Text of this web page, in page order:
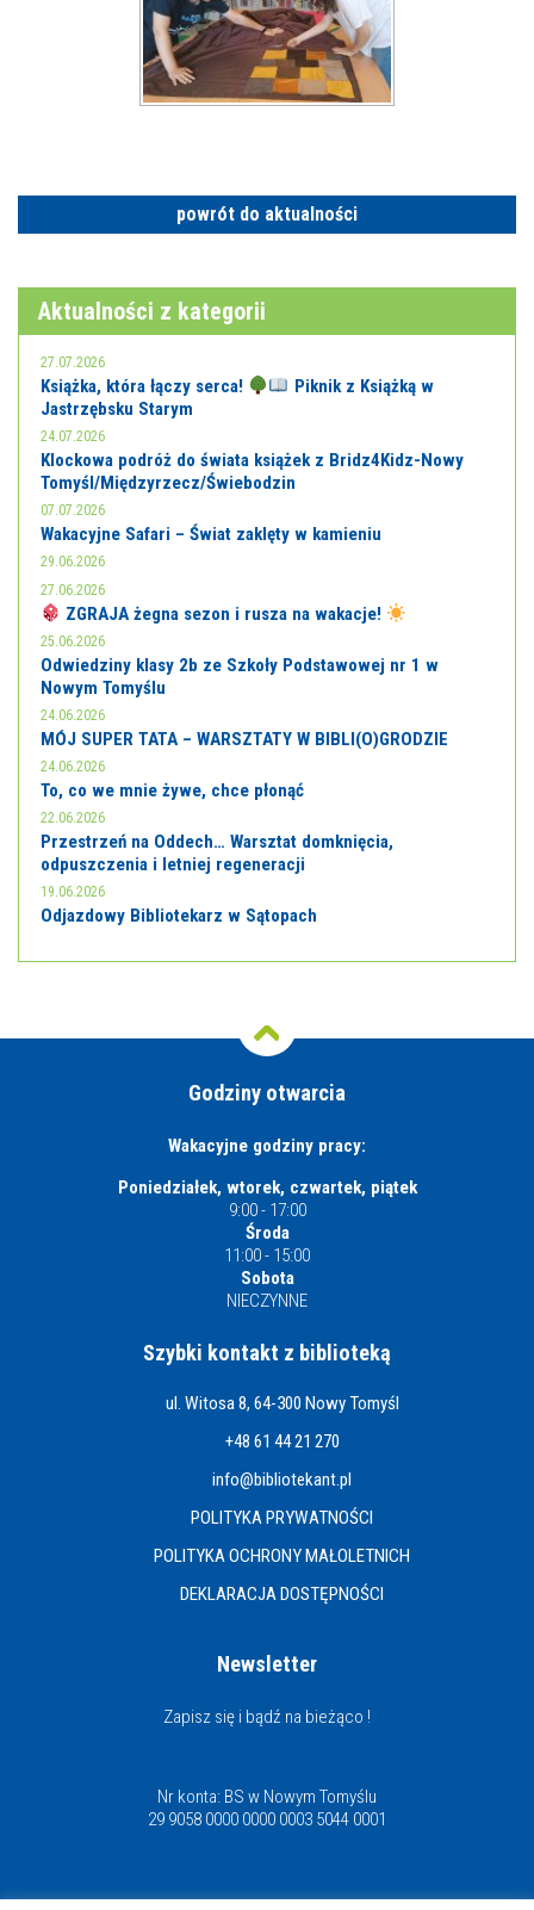
powrót do aktualności
Aktualności z kategorii
27.07.2026
Książka, która łączy serca!
Piknik z Książką w
Jastrzębsku Starym
24.07.2026
Klockowa podróż do świata książek z Bridz4Kidz-Nowy
Tomyśl/Międzyrzecz/Świebodzin
07.07.2026
Wakacyjne Safari – Świat zaklęty w kamieniu
29.06.2026
27.06.2026
ZGRAJA żegna sezon i rusza na wakacje!
25.06.2026
Odwiedziny klasy 2b ze Szkoły Podstawowej nr 1 w
Nowym Tomyślu
24.06.2026
MÓJ SUPER TATA – WARSZTATY W BIBLI(O)GRODZIE
24.06.2026
To, co we mnie żywe, chce płonąć
22.06.2026
Przestrzeń na Oddech… Warsztat domknięcia,
odpuszczenia i letniej regeneracji
19.06.2026
Odjazdowy Bibliotekarz w Sątopach
Godziny otwarcia
Wakacyjne godziny pracy:
Poniedziałek, wtorek, czwartek, piątek
9:00 - 17:00
Środa
11:00 - 15:00
Sobota
NIECZYNNE
Szybki kontakt z biblioteką
ul. Witosa 8, 64-300 Nowy Tomyśl
+48 61 44 21 270
info@bibliotekant.pl
POLITYKA PRYWATNOŚCI
POLITYKA OCHRONY MAŁOLETNICH
DEKLARACJA DOSTĘPNOŚCI
Newsletter
Zapisz się i bądź na bieżąco !
Nr konta: BS w Nowym Tomyślu
29 9058 0000 0000 0003 5044 0001